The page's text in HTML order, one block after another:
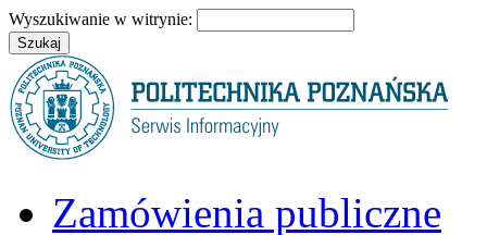
Wyszukiwanie w witrynie:
Zamówienia publiczne